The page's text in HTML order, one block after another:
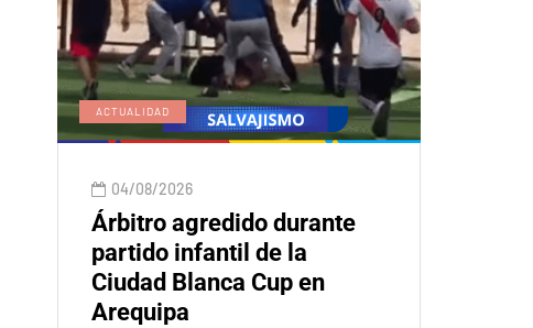
ACTUALIDAD
04/08/2026
Árbitro agredido durante
partido infantil de la
Ciudad Blanca Cup en
Arequipa